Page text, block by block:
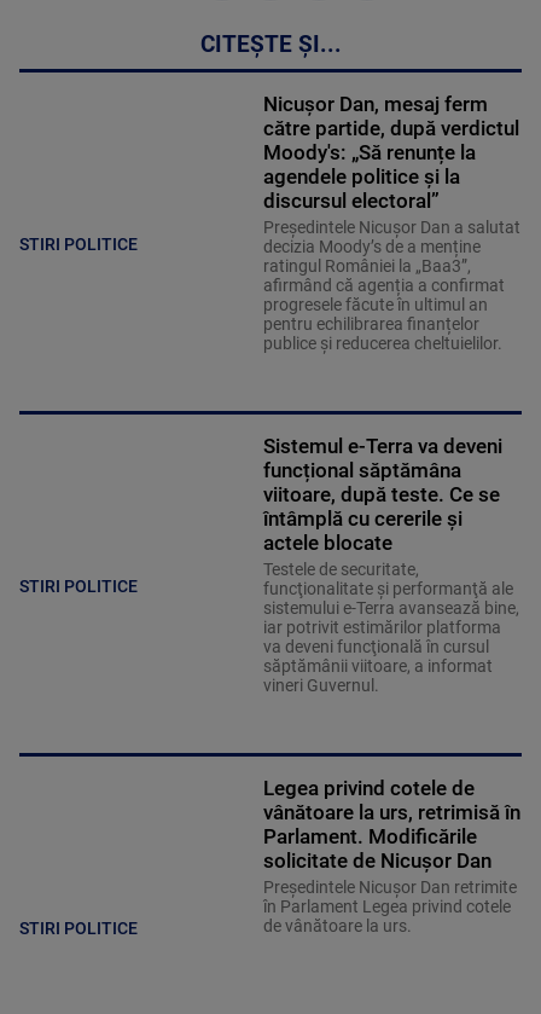
CITEȘTE ȘI...
STIRI POLITICE
Nicușor Dan, mesaj ferm
către partide, după verdictul
Moody's: „Să renunțe la
agendele politice şi la
discursul electoral”
Președintele Nicușor Dan a salutat
decizia Moody’s de a menține
ratingul României la „Baa3”,
afirmând că agenția a confirmat
progresele făcute în ultimul an
pentru echilibrarea finanțelor
publice și reducerea cheltuielilor.
STIRI POLITICE
Sistemul e-Terra va deveni
funcțional săptămâna
viitoare, după teste. Ce se
întâmplă cu cererile și
actele blocate
Testele de securitate,
funcţionalitate şi performanţă ale
sistemului e-Terra avansează bine,
iar potrivit estimărilor platforma
va deveni funcţională în cursul
săptămânii viitoare, a informat
vineri Guvernul.
STIRI POLITICE
Legea privind cotele de
vânătoare la urs, retrimisă în
Parlament. Modificările
solicitate de Nicușor Dan
Președintele Nicușor Dan retrimite
în Parlament Legea privind cotele
de vânătoare la urs.